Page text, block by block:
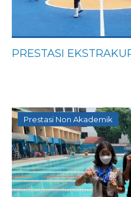
PRESTASI
Prestasi Non Akademik